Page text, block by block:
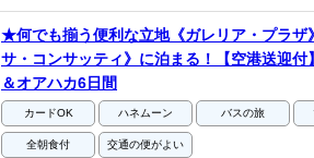
★何でも揃う便利な立地《ガレリア・プラザ
サ・コンサッティ》に泊まる！【空港送迎
＆オアハカ6日間
カードOK ハネムーン バスの旅
全朝食付 交通の便がよい